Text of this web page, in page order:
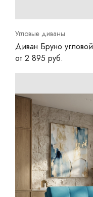
Угловые диваны
Диван Бруно угловой
от 2 895 руб.